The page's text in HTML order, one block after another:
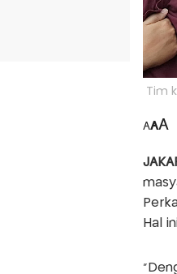
Tim
AAA
Hal